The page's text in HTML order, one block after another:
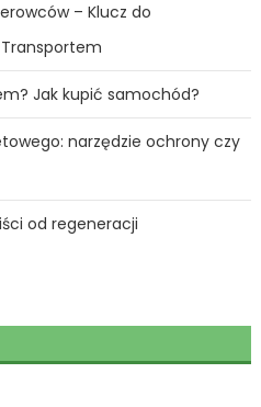
– Klucz do
Jak kupić samochód?
narzędzie ochrony czy
od regeneracji